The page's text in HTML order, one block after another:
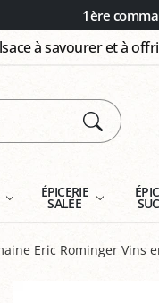
1ère
à savourer et à
ÉPICERIE
SALÉE
Eric Rominger Vins